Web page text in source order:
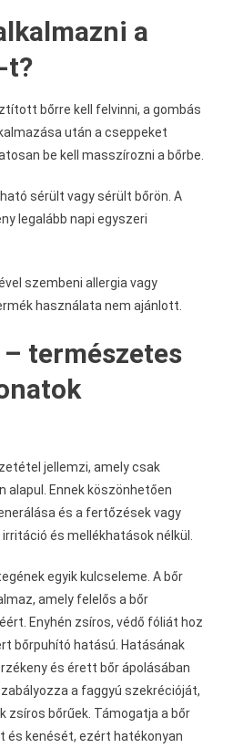
a
t?
bőrre kell felvinni, a gombás
után a cseppeket
be kell masszírozni a bőrbe.
sérült vagy sérült bőrön. A
legalább napi egyszeri
szembeni allergia vagy
használata nem ajánlott.
természetes
jellemzi, amely csak
Ennek köszönhetően
és a fertőzések vagy
és mellékhatások nélkül.
egyik kulcseleme. A bőr
amely felelős a bőr
Enyhén zsíros, védő fóliát hoz
bőrpuhító hatású. Hatásának
és érett bőr ápolásában
a faggyú szekrécióját,
zsíros bőrűek. Támogatja a bőr
és kenését, ezért hatékonyan